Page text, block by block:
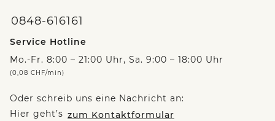
0848-616161
Service Hotline
Mo.-Fr. 8:00 – 21:00 Uhr, Sa. 9:00 – 18:00 Uhr
(0,08 CHF/min)
Oder schreib uns eine Nachricht an:
Hier geht’s zum Kontaktformular